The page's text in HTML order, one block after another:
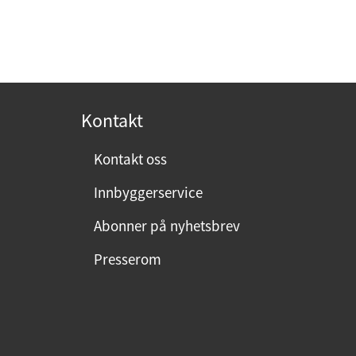
Kontakt
Kontakt oss
Innbyggerservice
Abonner på nyhetsbrev
Presserom